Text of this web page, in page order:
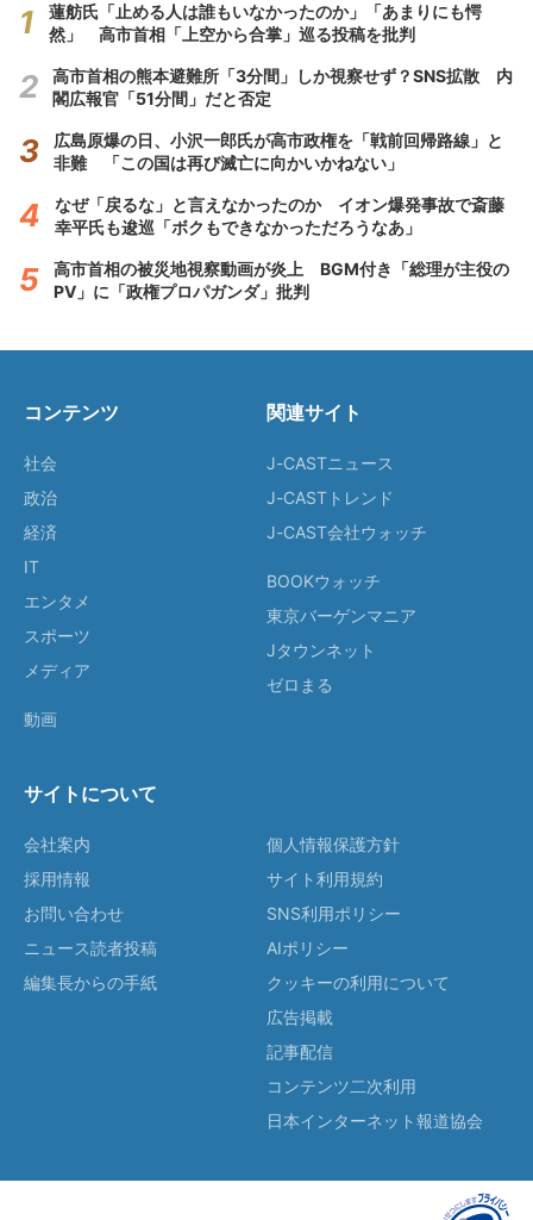
蓮舫氏「止める人は誰もいなかったのか」「あまりにも愕
然」 高市首相「上空から合掌」巡る投稿を批判
高市首相の熊本避難所「3分間」しか視察せず？SNS拡散 内
閣広報官「51分間」だと否定
広島原爆の日、小沢一郎氏が高市政権を「戦前回帰路線」と
非難 「この国は再び滅亡に向かいかねない」
なぜ「戻るな」と言えなかったのか イオン爆発事故で斎藤
幸平氏も逡巡「ボクもできなかっただろうなあ」
高市首相の被災地視察動画が炎上 BGM付き「総理が主役の
PV」に「政権プロパガンダ」批判
コンテンツ
社会
政治
経済
IT
エンタメ
スポーツ
メディア
動画
関連サイト
J-CASTニュース
J-CASTトレンド
J-CAST会社ウォッチ
BOOKウォッチ
東京バーゲンマニア
Jタウンネット
ゼロまる
サイトについて
会社案内
採用情報
お問い合わせ
ニュース読者投稿
編集長からの手紙
個人情報保護方針
サイト利用規約
SNS利用ポリシー
AIポリシー
クッキーの利用について
広告掲載
記事配信
コンテンツ二次利用
日本インターネット報道協会